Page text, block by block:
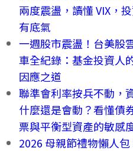
兩度震盪，讀懂 VIX，
有底氣
一週股市震盪！台美股
車全紀錄：基金投資人
因應之道
聯準會利率按兵不動，
什麼還是會動？看懂債
票與平衡型資產的敏感
2026 母親節禮物懶人